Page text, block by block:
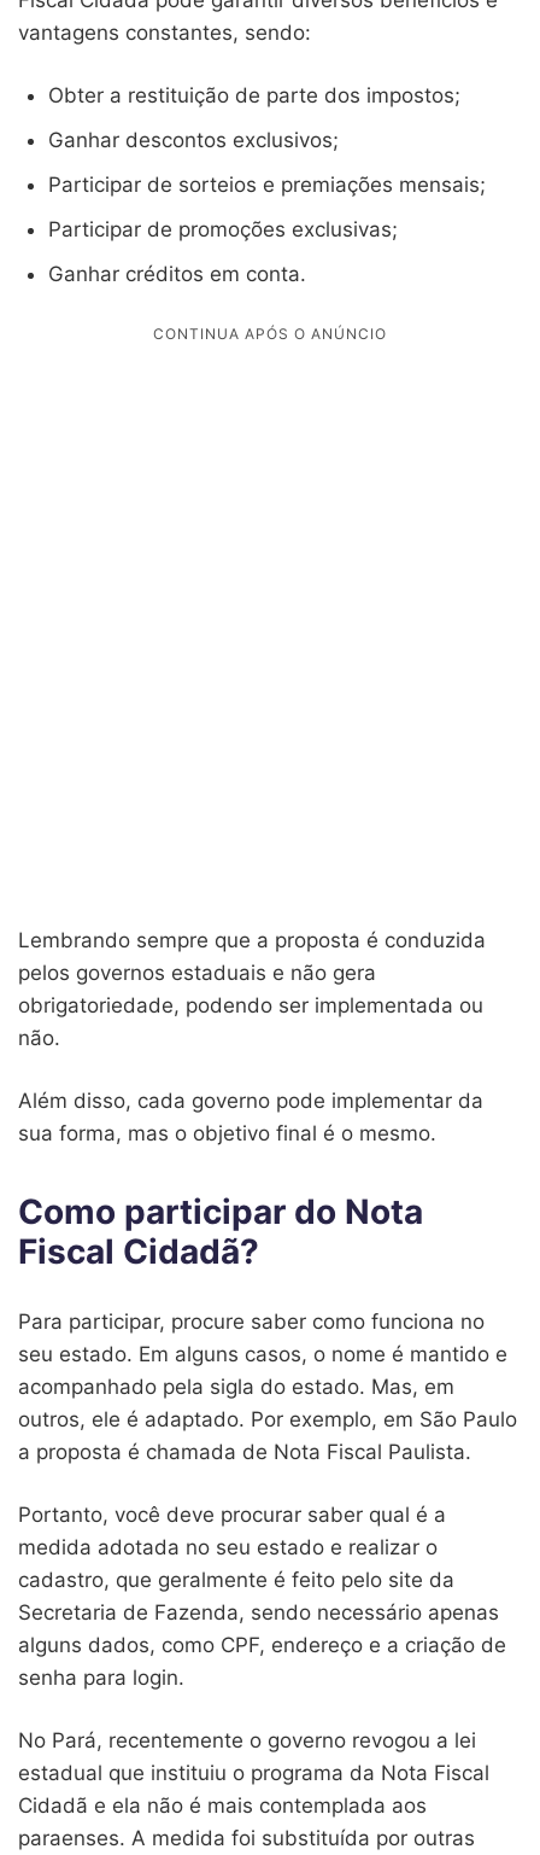
vantagens constantes, sendo:
Obter a restituição de parte dos impostos;
Ganhar descontos exclusivos;
Participar de sorteios e premiações mensais;
Participar de promoções exclusivas;
Ganhar créditos em conta.
Lembrando sempre que a proposta é conduzida
pelos governos estaduais e não gera
obrigatoriedade, podendo ser implementada ou
não.
Além disso, cada governo pode implementar da
sua forma, mas o objetivo final é o mesmo.
Como participar do Nota
Fiscal Cidadã?
Para participar, procure saber como funciona no
seu estado. Em alguns casos, o nome é mantido e
acompanhado pela sigla do estado. Mas, em
outros, ele é adaptado. Por exemplo, em São Paulo
a proposta é chamada de Nota Fiscal Paulista.
Portanto, você deve procurar saber qual é a
medida adotada no seu estado e realizar o
cadastro, que geralmente é feito pelo site da
Secretaria de Fazenda, sendo necessário apenas
alguns dados, como CPF, endereço e a criação de
senha para login.
No Pará, recentemente o governo revogou a lei
estadual que instituiu o programa da Nota Fiscal
Cidadã e ela não é mais contemplada aos
paraenses. A medida foi substituída por outras